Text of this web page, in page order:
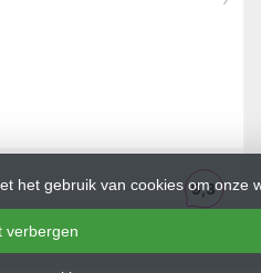
het gebruik van cookies om onze
verbergen